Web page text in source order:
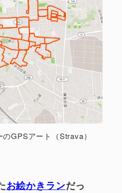
GPSアート（Strava）
お絵かきランだっ